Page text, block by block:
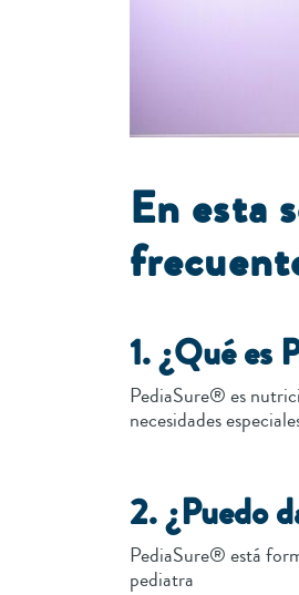
En esta
1. ¿Qué es
PediaSure® es
necesidades
2. ¿Puedo
PediaSure® está
pediatra